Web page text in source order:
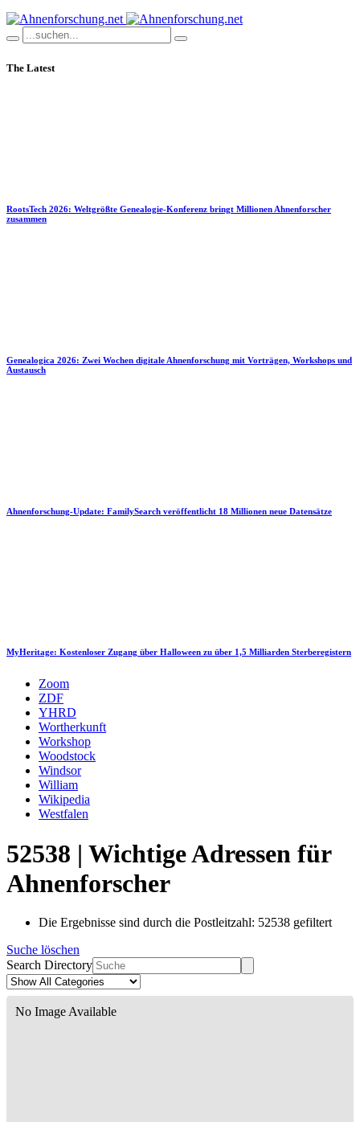
The Latest
RootsTech 2026: Weltgrößte Genealogie-Konferenz bringt Millionen Ahnenforscher
zusammen
Genealogica 2026: Zwei Wochen digitale Ahnenforschung mit Vorträgen, Workshops und
Austausch
Ahnenforschung-Update: FamilySearch veröffentlicht 18 Millionen neue Datensätze
MyHeritage: Kostenloser Zugang über Halloween zu über 1,5 Milliarden Sterberegistern
Zoom
ZDF
YHRD
Wortherkunft
Workshop
Woodstock
Windsor
William
Wikipedia
Westfalen
52538 | Wichtige Adressen für
Ahnenforscher
Die Ergebnisse sind durch die Postleitzahl: 52538 gefiltert
Suche löschen
Search Directory
No Image Available